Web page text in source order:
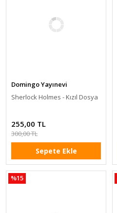
Domingo Yayınevi
Sherlock Holmes - Kızıl Dosya
255,00 TL
300,00 TL
Sepete Ekle
%15